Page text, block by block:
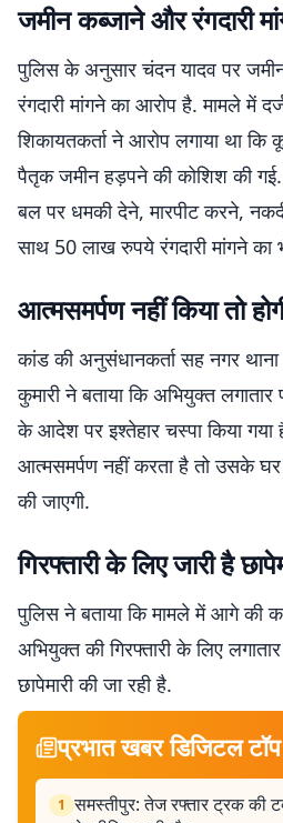
जमीन कब्जाने और रंगदारी
पुलिस के अनुसार चंदन यादव पर
रंगदारी मांगने का आरोप है. मामले में
शिकायतकर्ता ने आरोप लगाया था
पैतृक जमीन हड़पने की कोशिश की गई.
बल पर धमकी देने, मारपीट करने,
साथ 50 लाख रुपये रंगदारी मांगने का
आत्मसमर्पण नहीं किया तो
कांड की अनुसंधानकर्ता सह नगर थाना
कुमारी ने बताया कि अभियुक्त
के आदेश पर इश्तेहार चस्पा किया गया
आत्मसमर्पण नहीं करता है तो उसके घर
की जाएगी.
गिरफ्तारी के लिए जारी है
पुलिस ने बताया कि मामले में आगे की
अभियुक्त की गिरफ्तारी के लिए
छापेमारी की जा रही है.
प्रभात खबर डिजिटल टॉप
1 समस्तीपुर: तेज रफ्तार ट्रक की